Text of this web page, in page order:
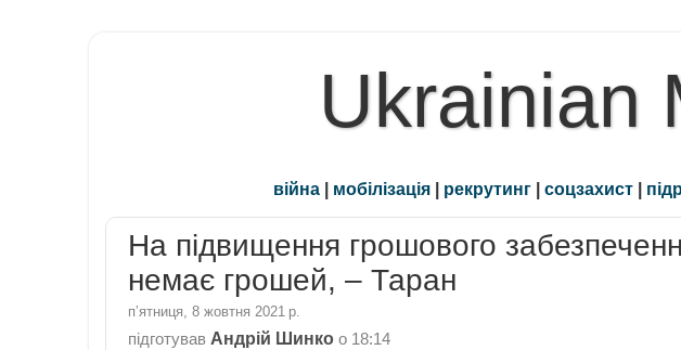
Ukrainian
війна | мобілізація | рекрутинг | соцзахист |
На підвищення грошового
немає грошей, – Таран
пʼятниця, 8 жовтня 2021 р.
підготував Андрій Шинко о 18:14